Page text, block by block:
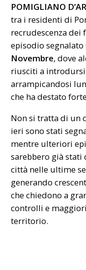
POMIGLIANO
tra i residenti di
recrudescenza dei
episodio
Novembre, dove
riusciti a
arrampicandosi
che ha destato
Non si tratta di un
ieri sono stati
mentre ulteriori
sarebbero già stati
città nelle ultime
generando
che chiedono a
controlli e
territorio.